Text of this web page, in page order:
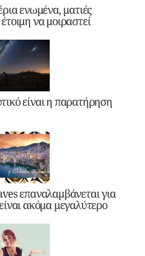
ενωμένα, ματιές
να μοιραστεί
είναι η παρατήρηση
επαναλαμβάνεται για
ακόμα μεγαλύτερο